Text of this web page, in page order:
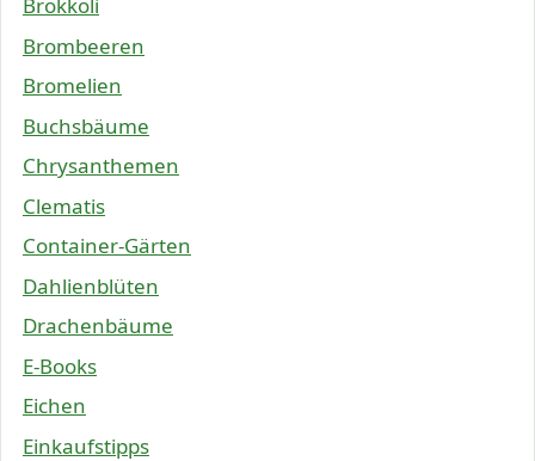
Brombeeren
Bromelien
Buchsbäume
Chrysanthemen
Clematis
Container-Gärten
Dahlienblüten
Drachenbäume
E-Books
Eichen
Einkaufstipps